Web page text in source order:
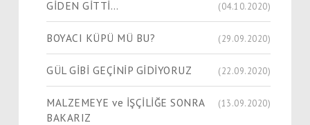
GİDEN GİTTİ… (04.10.2020)
BOYACI KÜPÜ MÜ BU? (29.09.2020)
GÜL GİBİ GEÇİNİP GİDİYORUZ (22.09.2020)
MALZEMEYE ve İŞÇİLİĞE SONRA
BAKARIZ
(13.09.2020)